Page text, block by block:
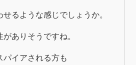
るような感じでしょうか。
ありそうですね。
パイアされる方も